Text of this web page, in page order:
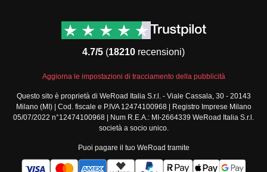
Viaggi di gruppo Nord
Viaggi di gruppo Centro
Viaggi di gruppo Sud
America
Viaggi di gruppo Africa
Viaggi di gruppo Medio
Viaggi di gruppo Asia
Viaggi di gruppo Europa
Contatti
Termini e condizioni
Condizioni generali
standard
Policy annullamento
viaggio
Cookie policy
Privacy policy
4.7/5 (18210 recensioni)
Aggiorna le impostazioni di tracciamento della pubblicità
Questo sito è proprietà di WeRoad Italia S.r.l. - Viale Cassala, 30 - 20143
Milano (MI) | Cod. fiscale e P.IVA 12474100968 | Registro Imprese Milano
05/07/2022 n°12474100968 | Num R.E.A.: MI-2664339 WeRoad Italia S.r.l.
società a socio unico.
Puoi pagare il tuo WeRoad tramite